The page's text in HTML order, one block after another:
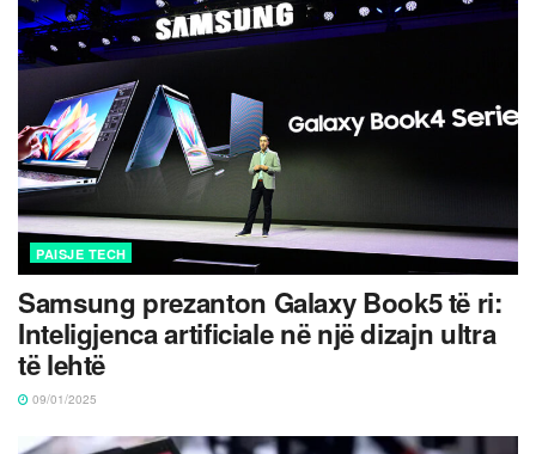
PAISJE TECH
Samsung prezanton Galaxy Book5 të ri:
Inteligjenca artificiale në një dizajn ultra
të lehtë
09/01/2025